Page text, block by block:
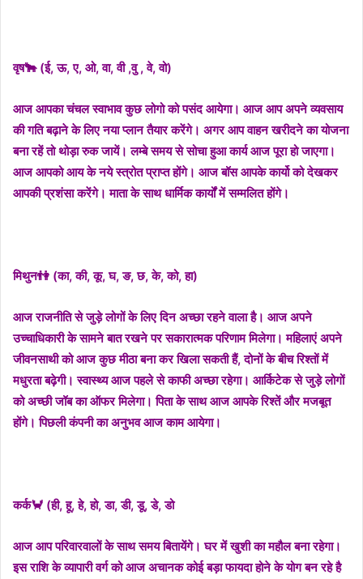
वृष🐂 (ई, ऊ, ए, ओ, वा, वी ,वु , वे, वो)
आज आपका चंचल स्वाभाव कुछ लोगो को पसंद आयेगा। आज आप अपने व्यवसाय
की गति बढ़ाने के लिए नया प्लान तैयार करेंगे। अगर आप वाहन खरीदने का योजना
बना रहें तो थोड़ा रुक जायें। लम्बे समय से सोचा हुआ कार्य आज पूरा हो जाएगा।
आज आपको आय के नये स्त्रोत प्राप्त होंगे। आज बॉस आपके कार्यो को देखकर
आपकी प्रशंसा करेंगे। माता के साथ धार्मिक कार्यों में सम्मलित होंगे।
मिथुन👫 (का, की, कू, घ, ङ, छ, के, को, हा)
आज राजनीति से जुड़े लोगों के लिए दिन अच्छा रहने वाला है। आज अपने
उच्चाधिकारी के सामने बात रखने पर सकारात्मक परिणाम मिलेगा। महिलाएं अपने
जीवनसाथी को आज कुछ मीठा बना कर खिला सकती हैं, दोनों के बीच रिश्तों में
मधुरता बढ़ेगी। स्वास्थ्य आज पहले से काफी अच्छा रहेगा। आर्किटेक से जुड़े लोगों
को अच्छी जॉब का ऑफर मिलेगा। पिता के साथ आज आपके रिश्तें और मजबूत
होंगे। पिछली कंपनी का अनुभव आज काम आयेगा।
कर्क🦀 (ही, हू, हे, हो, डा, डी, डू, डे, डो
आज आप परिवारवालों के साथ समय बितायेंगे। घर में खुशी का महौल बना रहेगा।
इस राशि के व्यापारी वर्ग को आज अचानक कोई बड़ा फायदा होने के योग बन रहे है